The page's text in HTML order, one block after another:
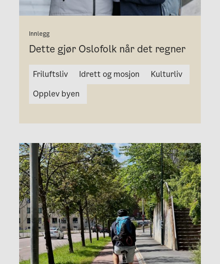
Innlegg
Dette gjør Oslofolk når det regner
Friluftsliv Idrett og mosjon
Kulturliv
Opplev byen